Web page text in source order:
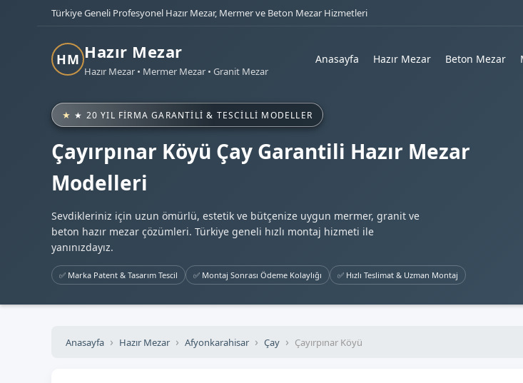
Türkiye Geneli Profesyonel Hazır Mezar, Mermer ve Beton Mezar Hizmetleri
HM Hazır Mezar
Hazır Mezar • Mermer Mezar • Granit Mezar
Anasayfa Hazır Mezar Beton Mezar
★ 20 YIL FIRMA GARANTILI & TESCILLI MODELLER
Çayırpınar Köyü Çay Garantili Hazır Mezar
Modelleri
Sevdikleriniz için uzun ömürlü, estetik ve bütçenize uygun mermer, granit ve
beton hazır mezar çözümleri. Türkiye geneli hızlı montaj hizmeti ile
yanınızdayız.
✅ Marka Patent & Tasarım Tescil ✅ Montaj Sonrası Ödeme Kolaylığı ✅ Hızlı Teslimat & Uzman Montaj
Anasayfa Hazır Mezar Afyonkarahisar Çay Çayırpınar Köyü